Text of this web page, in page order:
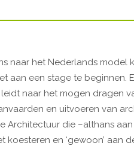
naar het Nederlands model
aan een stage te beginnen.
naar het mogen dragen
en uitvoeren van
Architectuur die –althans
koesteren en ‘gewoon’ aan